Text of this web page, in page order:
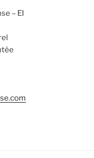
– EI